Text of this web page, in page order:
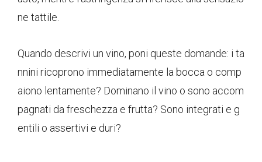
ne tattile.
Quando descrivi un vino, poni queste domande: i ta
nnini ricoprono immediatamente la bocca o comp
aiono lentamente? Dominano il vino o sono accom
pagnati da freschezza e frutta? Sono integrati e g
entili o assertivi e duri?